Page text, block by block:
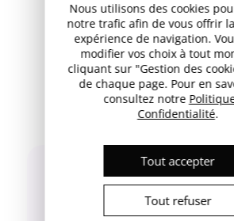
Vous avez un projet ? une
Aquanova peut vous
financements et vous aider à
partenaires !
Nous utilisons des cookies
notre trafic afin de vous offrir
expérience de navigation.
modifier vos choix à tout
cliquant sur "Gestion des
de chaque page. Pour en
consultez notre
Confidentialité.
Tout accepter
Tout refuser